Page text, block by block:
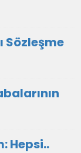
Sözleşme
Hepsi..